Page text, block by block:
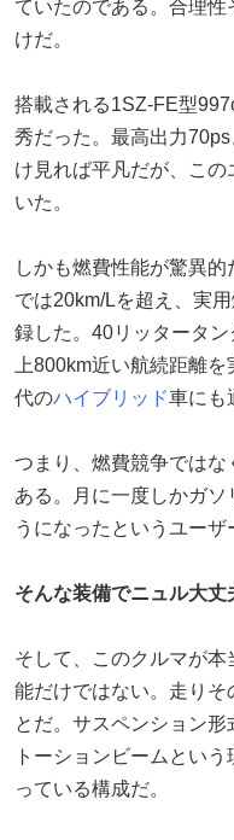
ていたのである。合理
けだ。
搭載される1SZ-FE型
秀だった。最高出力
け見れば平凡だが、こ
いた。
しかも燃費性能が驚異
では20km/Lを超え、実
録した。40リッタータ
上800km近い航続距離
代のハイブリッド車にも
つまり、燃費競争では
ある。月に一度しかガ
うになったというユーザ
そんな装備でニュル大
そして、このクルマが
能だけではない。走りそ
とだ。サスペンション
トーションビームとい
っている構成だ。